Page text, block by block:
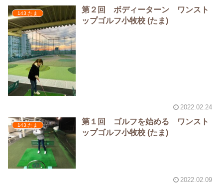
143.たま
第２回 ボディーターン ワンスト
ップゴルフ小牧校 (たま)
2022.02.24
143.たま
第１回 ゴルフを始める ワンスト
ップゴルフ小牧校 (たま)
2022.02.09